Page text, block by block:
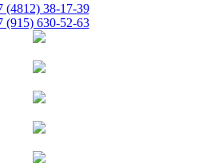
(4812) 38-17-39
(915) 630-52-63